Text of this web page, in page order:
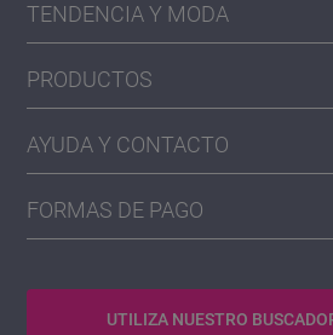
TENDENCIA Y MODA
PRODUCTOS
AYUDA Y CONTACTO
FORMAS DE PAGO
UTILIZA NUESTRO